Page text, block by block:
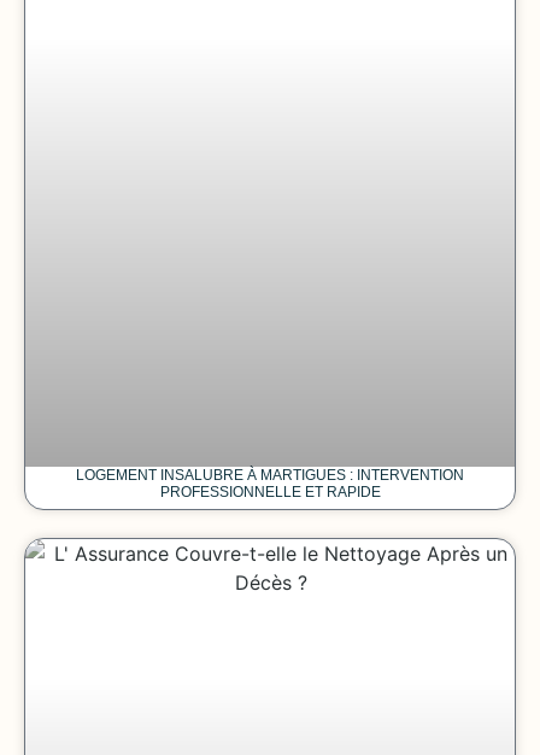
LOGEMENT INSALUBRE À MARTIGUES : INTERVENTION
PROFESSIONNELLE ET RAPIDE